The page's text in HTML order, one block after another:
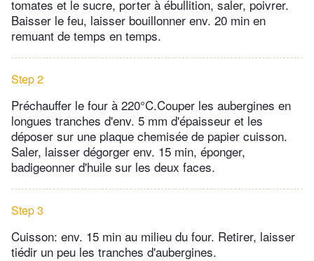
tomates et le sucre, porter à ébullition, saler, poivrer.
Baisser le feu, laisser bouillonner env. 20 min en
remuant de temps en temps.
Step 2
Préchauffer le four à 220°C.Couper les aubergines en
longues tranches d'env. 5 mm d'épaisseur et les
déposer sur une plaque chemisée de papier cuisson.
Saler, laisser dégorger env. 15 min, éponger,
badigeonner d'huile sur les deux faces.
Step 3
Cuisson: env. 15 min au milieu du four. Retirer, laisser
tiédir un peu les tranches d'aubergines.